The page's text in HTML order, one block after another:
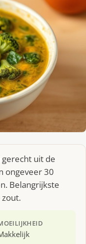
uit de
ongeveer 30
Belangrijkste